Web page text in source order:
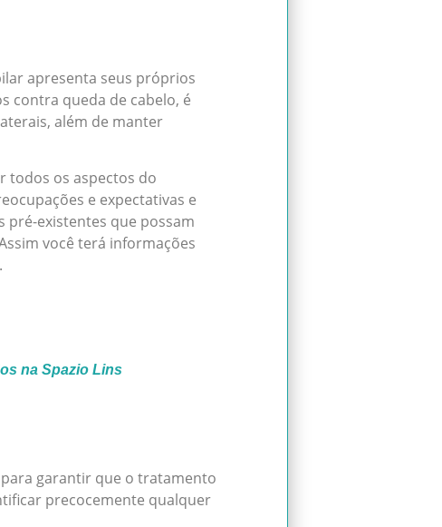
apresenta seus próprios
contra queda de cabelo, é
além de manter
todos os aspectos do
e expectativas e
pré-existentes que possam
você terá informações
na Spazio Lins
garantir que o tratamento
precocemente qualquer